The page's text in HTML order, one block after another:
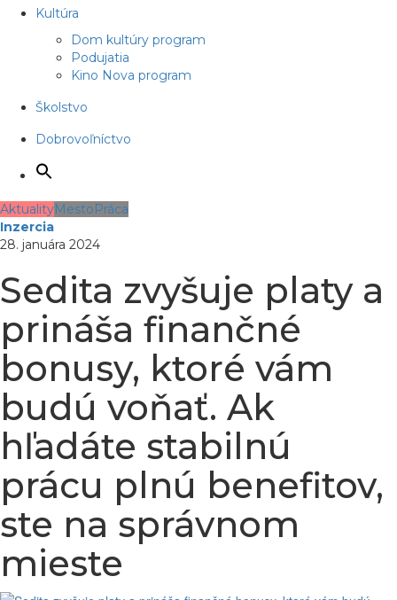
Kultúra
Dom kultúry program
Podujatia
Kino Nova program
Školstvo
Dobrovoľníctvo
AktualityMesto Práca
Inzercia
28. januára 2024
Sedita zvyšuje platy a
prináša finančné
bonusy, ktoré vám
budú voňať. Ak
hľadáte stabilnú
prácu plnú benefitov,
ste na správnom
mieste